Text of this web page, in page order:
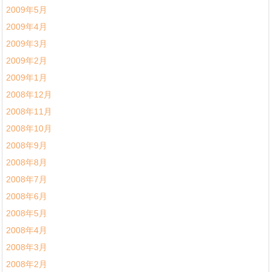
2009年5月
2009年4月
2009年3月
2009年2月
2009年1月
2008年12月
2008年11月
2008年10月
2008年9月
2008年8月
2008年7月
2008年6月
2008年5月
2008年4月
2008年3月
2008年2月